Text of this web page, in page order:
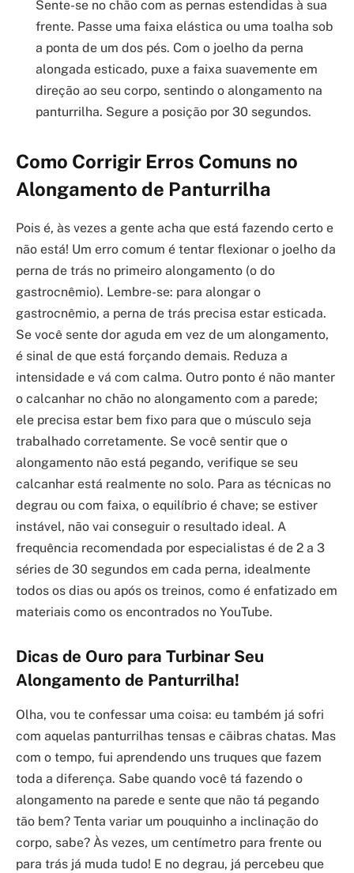
Sente-se no chão com as pernas estendidas à sua
frente. Passe uma faixa elástica ou uma toalha sob
a ponta de um dos pés. Com o joelho da perna
alongada esticado, puxe a faixa suavemente em
direção ao seu corpo, sentindo o alongamento na
panturrilha. Segure a posição por 30 segundos.
Como Corrigir Erros Comuns no
Alongamento de Panturrilha
Pois é, às vezes a gente acha que está fazendo certo e
não está! Um erro comum é tentar flexionar o joelho da
perna de trás no primeiro alongamento (o do
gastrocnêmio). Lembre-se: para alongar o
gastrocnêmio, a perna de trás precisa estar esticada.
Se você sente dor aguda em vez de um alongamento,
é sinal de que está forçando demais. Reduza a
intensidade e vá com calma. Outro ponto é não manter
o calcanhar no chão no alongamento com a parede;
ele precisa estar bem fixo para que o músculo seja
trabalhado corretamente. Se você sentir que o
alongamento não está pegando, verifique se seu
calcanhar está realmente no solo. Para as técnicas no
degrau ou com faixa, o equilíbrio é chave; se estiver
instável, não vai conseguir o resultado ideal. A
frequência recomendada por especialistas é de 2 a 3
séries de 30 segundos em cada perna, idealmente
todos os dias ou após os treinos, como é enfatizado em
materiais como os encontrados no YouTube.
Dicas de Ouro para Turbinar Seu
Alongamento de Panturrilha!
Olha, vou te confessar uma coisa: eu também já sofri
com aquelas panturrilhas tensas e cãibras chatas. Mas
com o tempo, fui aprendendo uns truques que fazem
toda a diferença. Sabe quando você tá fazendo o
alongamento na parede e sente que não tá pegando
tão bem? Tenta variar um pouquinho a inclinação do
corpo, sabe? Às vezes, um centímetro para frente ou
para trás já muda tudo! E no degrau, já percebeu que